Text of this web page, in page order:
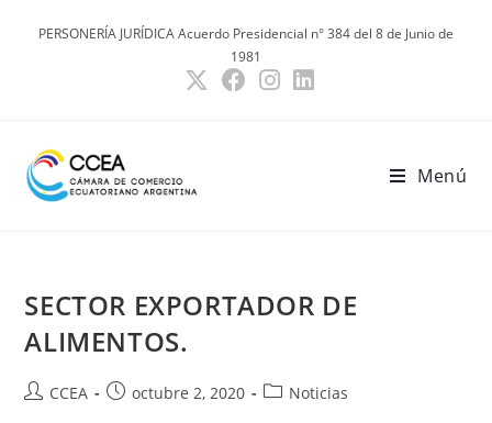
PERSONERÍA JURÍDICA Acuerdo Presidencial n° 384 del 8 de Junio de
1981
Menú
SECTOR EXPORTADOR DE
ALIMENTOS.
AutorCCEA
Publicación
octubre 2, 2020
Categoría
Noticias